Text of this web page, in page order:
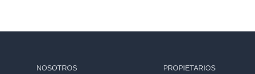
NOSOTROS PROPIETARIOS